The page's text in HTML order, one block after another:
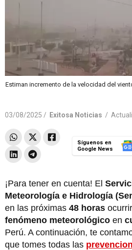
Estiman incremento de la velocidad del
03/08/2025 / Exitosa Noticias /
Síguenos en
Google News
¡Para tener en cuenta! El
Meteorología e Hidrología
en las próximas 48 horas
fenómeno meteorológico en
Perú. A continuación, te
que tomes todas las